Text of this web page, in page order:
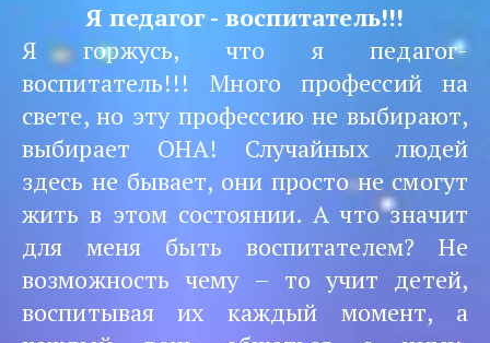
Я педагог - воспитатель!!!
Я горжусь, что я педагог-
воспитатель!!! Много профессий на
свете, но эту профессию не выбирают,
выбирает ОНА! Случайных людей
здесь не бывает, они просто не смогут
жить в этом состоянии. А что значит
для меня быть воспитателем? Не
возможность чему – то учит детей,
воспитывая их каждый момент, а